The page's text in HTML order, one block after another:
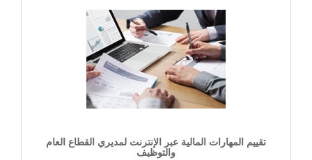
تقييم المهارات المالية عبر الإنترنت لمديري القطاع العام
والتوظيف